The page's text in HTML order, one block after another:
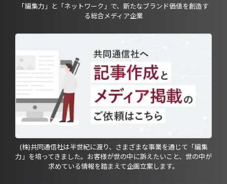
「編集力」と「ネットワーク」で、新たなブランド価値を創造す
る総合メディア企業
(株)共同通信社は半世紀に渡り、さまざまな事業を通じて「編集
力」を培ってきました。お客様が世の中に訴えたいこと、世の中が
求めている情報を踏まえて企画立案します。